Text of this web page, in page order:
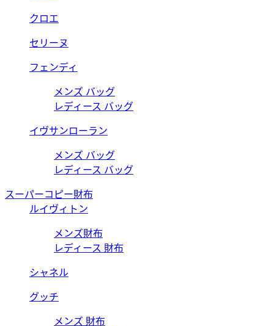
クロエ
セリーヌ
フェンディ
メンズ バッグ
レディース バッグ
イヴサンローラン
メンズ バッグ
レディース バッグ
スーパーコピー財布
ルイヴィトン
メンズ財布
レディース 財布
シャネル
グッチ
メンズ 財布